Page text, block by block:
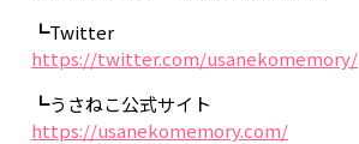
┗Twitter
https://twitter.com/usanekomemory/
┗うさねこ公式サイト
https://usanekomemory.com/